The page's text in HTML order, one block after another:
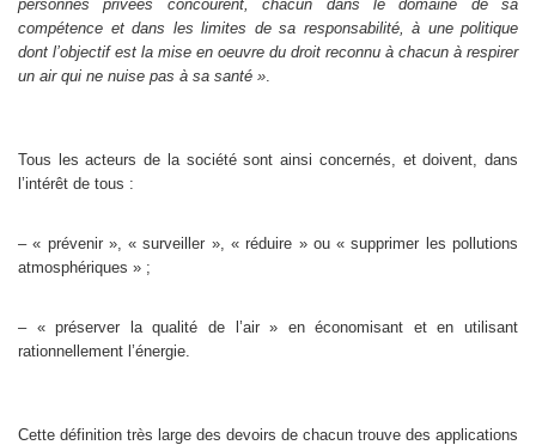
personnes privées concourent, chacun dans le domaine de sa
compétence et dans les limites de sa responsabilité, à une politique
dont l’objectif est la mise en oeuvre du droit reconnu à chacun à respirer
un air qui ne nuise pas à sa santé ».
Tous les acteurs de la société sont ainsi concernés, et doivent, dans
l’intérêt de tous :
– « prévenir », « surveiller », « réduire » ou « supprimer les pollutions
atmosphériques » ;
– « préserver la qualité de l’air » en économisant et en utilisant
rationnellement l’énergie.
Cette définition très large des devoirs de chacun trouve des applications